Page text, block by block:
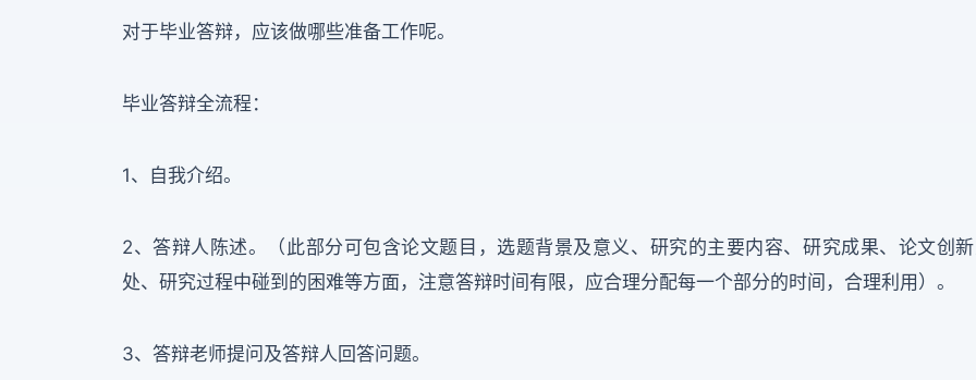
对于毕业答辩，应该做哪些准备工作呢。
毕业答辩全流程：
1、自我介绍。
2、答辩人陈述。（此部分可包含论文题目，选题背景及意义、研究的主要内容、研究成果、论文创
处、研究过程中碰到的困难等方面，注意答辩时间有限，应合理分配每一个部分的时间，合理利用）。
3、答辩老师提问及答辩人回答问题。